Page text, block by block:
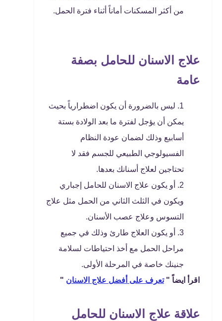
من أكثر المسكنات أماناً أثناء فترة الحمل.
علاج الاسنان للحامل بصفة
عامة
ليس بالضرورة أن يكون اضطرارياً بحيث
يمكن أن يؤجل لفترة ما بعد الولادة بستة
أسابيع وذلك لضمان عودة النظام
الفسيولوجي الطبيعي للجسم فقد لا
تحتاجين لعلاج أسنانك بعدها.
أو يكون علاج الاسنان للحامل إجباري
ويكون في الثلث الثاني من الحمل مثل علاج
التسوس وعلاج عصب الأسنان.
أو يكون العلاج طارئ وذلك في جميع
مراحل الحمل مع أخذ احتياطات لسلامة
جنينك خاصة في المرحلة الأولى.
اقرأ ايضاً "تعرف على أفضل علاج الاسنان "
علاقة علاج الاسنان للحامل